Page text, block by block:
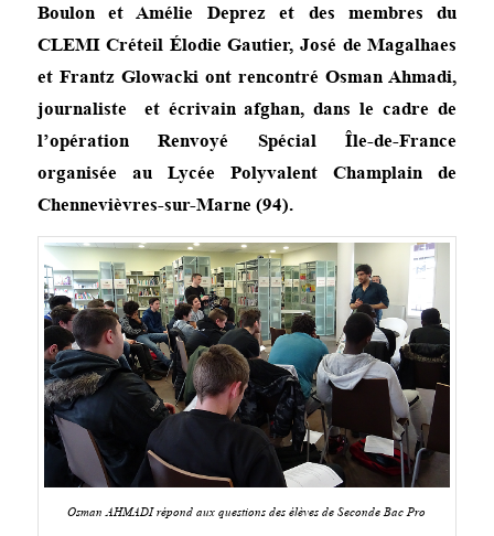
Boulon et Amélie Deprez et des membres du
CLEMI Créteil Élodie Gautier, José de Magalhaes
et Frantz Glowacki ont rencontré Osman Ahmadi,
journaliste et écrivain afghan, dans le cadre de
l’opération Renvoyé Spécial Île-de-France
organisée au Lycée Polyvalent Champlain de
Chennevièvres-sur-Marne (94).
Osman AHMADI répond aux questions des élèves de Seconde Bac Pro